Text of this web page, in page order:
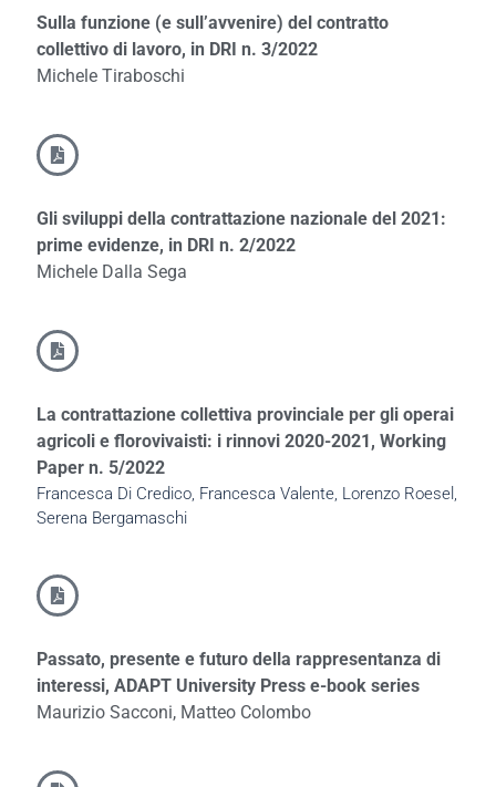
Sulla funzione (e sull’avvenire) del contratto
collettivo di lavoro, in DRI n. 3/2022
Michele Tiraboschi
Gli sviluppi della contrattazione nazionale del 2021:
prime evidenze, in DRI n. 2/2022
Michele Dalla Sega
La contrattazione collettiva provinciale per gli operai
agricoli e florovivaisti: i rinnovi 2020-2021, Working
Paper n. 5/2022
Francesca Di Credico, Francesca Valente, Lorenzo Roesel,
Serena Bergamaschi
Passato, presente e futuro della rappresentanza di
interessi, ADAPT University Press e-book series
Maurizio Sacconi, Matteo Colombo